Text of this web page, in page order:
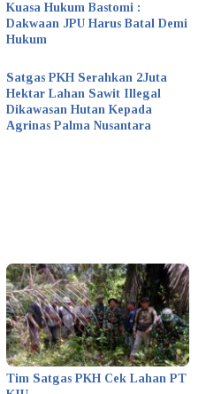
Kuasa Hukum Bastomi :
Dakwaan JPU Harus Batal Demi
Hukum
Satgas PKH Serahkan 2Juta
Hektar Lahan Sawit Illegal
Dikawasan Hutan Kepada
Agrinas Palma Nusantara
Tim Satgas PKH Cek Lahan PT